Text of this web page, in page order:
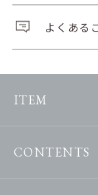
よくある
ITEM
CONTENTS